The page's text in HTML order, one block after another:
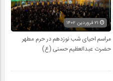
مراسم احیای شب نوزدهم در حرم مطهر
حضرت عبدالعظیم حسنی (ع)